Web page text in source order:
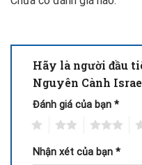
Hãy là người đầu
Nguyên Cành
Đánh giá của bạn *
Nhận xét của bạn *